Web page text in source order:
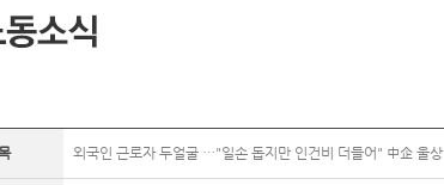
외국인 근로자 두얼굴 …"일손 돕지만 인건비 더들어" 中企 울상